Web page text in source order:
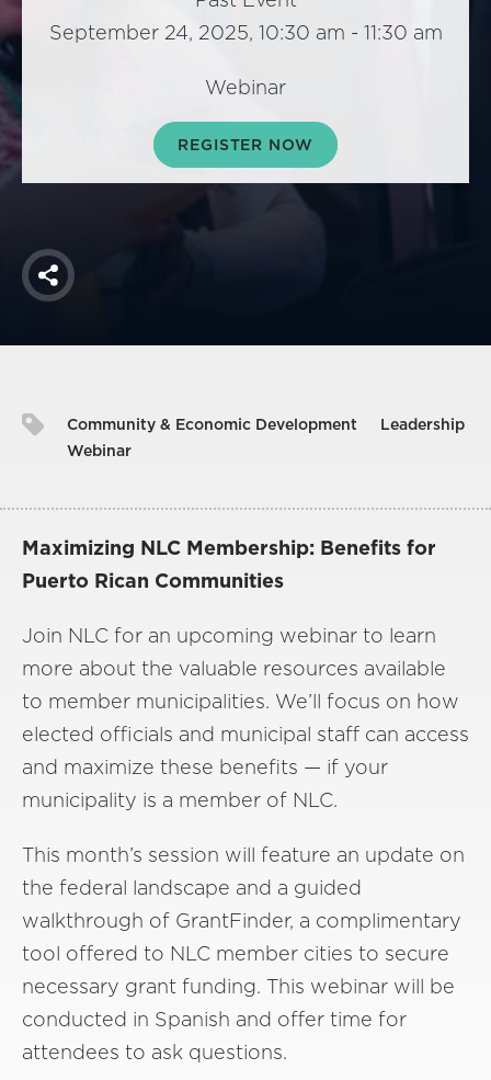
Membership
Join
September 24, 2025, 10:30 am - 11:30 am
Webinar
REGISTER NOW
Share
Community & Economic Development
Leadership
Webinar
Maximizing NLC Membership: Benefits for
Puerto Rican Communities
Join NLC for an upcoming webinar to learn
more about the valuable resources available
to member municipalities. We’ll focus on how
elected officials and municipal staff can access
and maximize these benefits — if your
municipality is a member of NLC.
This month’s session will feature an update on
the federal landscape and a guided
walkthrough of GrantFinder, a complimentary
tool offered to NLC member cities to secure
necessary grant funding. This webinar will be
conducted in Spanish and offer time for
attendees to ask questions.